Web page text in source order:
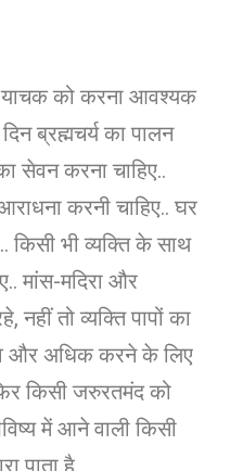
याचक को करना आवश्यक
ब्रह्मचर्य का पालन
सेवन करना चाहिए..
करनी चाहिए.. घर
किसी भी व्यक्ति के साथ
मांस-मदिरा और
नहीं तो व्यक्ति पापों का
और अधिक करने के लिए
किसी जरुरतमंद को
में आने वाली किसी
पाता है..